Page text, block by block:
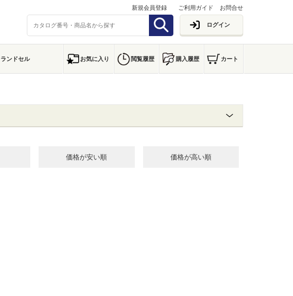
新規会員登録 ご利用ガイド お問合せ
ログイン
ランドセル お気に入り 閲覧履歴 購入履歴 カート
価格が安い順 価格が高い順